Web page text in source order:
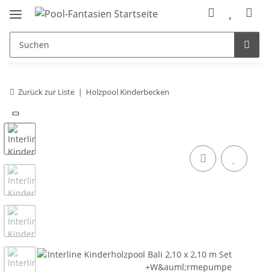
Zurück zur Liste Holzpool Kinderbecken